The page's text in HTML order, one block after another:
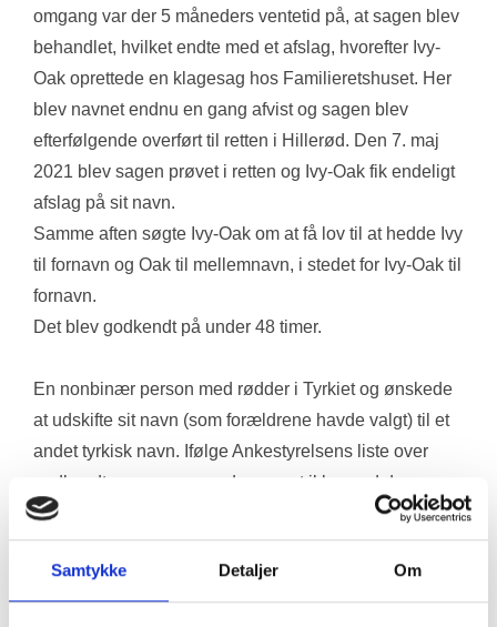
Samtykke Detaljer Om
omgang var der 5 måneders ventetid på, at sagen blev
behandlet, hvilket endte med et afslag, hvorefter Ivy-
Oak oprettede en klagesag hos Familieretshuset. Her
blev navnet endnu en gang afvist og sagen blev
efterfølgende overført til retten i Hillerød. Den 7. maj
2021 blev sagen prøvet i retten og Ivy-Oak fik endeligt
afslag på sit navn.
Samme aften søgte Ivy-Oak om at få lov til at hedde Ivy
til fornavn og Oak til mellemnavn, i stedet for Ivy-Oak til
fornavn.
Det blev godkendt på under 48 timer.
En nonbinær person med rødder i Tyrkiet og ønskede
at udskifte sit navn (som forældrene havde valgt) til et
andet tyrkisk navn. Ifølge Ankestyrelsens liste over
godkendte navne, passede navnet ikke med deres
juridiske køn og derfor blev fornavnet i første omgang
afvist.
Herefter valgte de at klage over Familieretshusets
afgørelse og argumenterede for at navne i Tyrkiet ikke